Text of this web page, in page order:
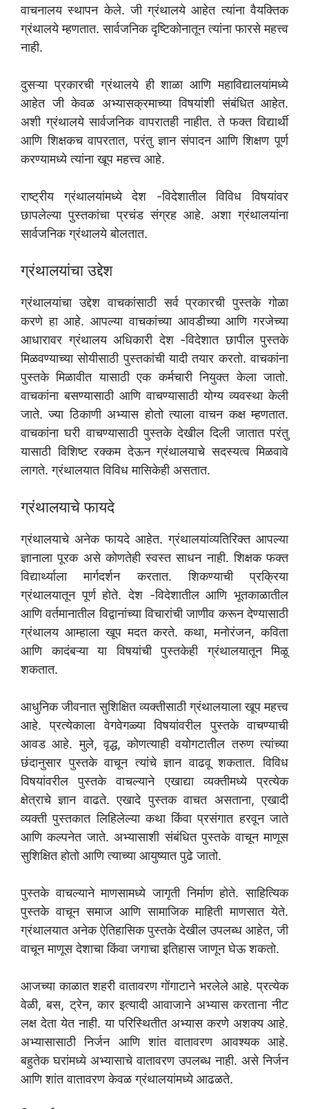
वाचनालय स्थापन केले. जी ग्रंथालये आहेत त्यांना वैयक्तिक
ग्रंथालये म्हणतात. सार्वजनिक दृष्टिकोनातून त्यांना फारसे महत्त्व
नाही.
दुसऱ्या प्रकारची ग्रंथालये ही शाळा आणि महाविद्यालयांमध्ये
आहेत जी केवळ अभ्यासक्रमाच्या विषयांशी संबंधित आहेत.
अशी ग्रंथालये सार्वजनिक वापरातही नाहीत. ते फक्त विद्यार्थी
आणि शिक्षकच वापरतात, परंतु ज्ञान संपादन आणि शिक्षण पूर्ण
करण्यामध्ये त्यांना खूप महत्त्व आहे.
राष्ट्रीय ग्रंथालयांमध्ये देश -विदेशातील विविध विषयांवर
छापलेल्या पुस्तकांचा प्रचंड संग्रह आहे. अशा ग्रंथालयांना
सार्वजनिक ग्रंथालये बोलतात.
ग्रंथालयांचा उद्देश
ग्रंथालयांचा उद्देश वाचकांसाठी सर्व प्रकारची पुस्तके गोळा
करणे हा आहे. आपल्या वाचकांच्या आवडीच्या आणि गरजेच्या
आधारावर ग्रंथालय अधिकारी देश -विदेशात छापील पुस्तके
मिळवण्याच्या सोयीसाठी पुस्तकांची यादी तयार करतो. वाचकांना
पुस्तके मिळावीत यासाठी एक कर्मचारी नियुक्त केला जातो.
वाचकांना बसण्यासाठी आणि वाचण्यासाठी योग्य व्यवस्था केली
जाते. ज्या ठिकाणी अभ्यास होतो त्याला वाचन कक्ष म्हणतात.
वाचकांना घरी वाचण्यासाठी पुस्तके देखील दिली जातात परंतु
यासाठी विशिष्ट रक्कम देऊन ग्रंथालयाचे सदस्यत्व मिळवावे
लागते. ग्रंथालयात विविध मासिकेही असतात.
ग्रंथालयाचे फायदे
ग्रंथालयाचे अनेक फायदे आहेत. ग्रंथालयांव्यतिरिक्त आपल्या
ज्ञानाला पूरक असे कोणतेही स्वस्त साधन नाही. शिक्षक फक्त
विद्यार्थ्याला मार्गदर्शन करतात. शिकण्याची प्रक्रिया
ग्रंथालयातून पूर्ण होते. देश -विदेशातील आणि भूतकाळातील
आणि वर्तमानातील विद्वानांच्या विचारांची जाणीव करून देण्यासाठी
ग्रंथालय आम्हाला खूप मदत करते. कथा, मनोरंजन, कविता
आणि कादंबऱ्या या विषयांची पुस्तकेही ग्रंथालयातून मिळू
शकतात.
आधुनिक जीवनात सुशिक्षित व्यक्तीसाठी ग्रंथालयाला खूप महत्त्व
आहे. प्रत्येकाला वेगवेगळ्या विषयांवरील पुस्तके वाचण्याची
आवड आहे. मुले, वृद्ध, कोणत्याही वयोगटातील तरुण त्यांच्या
छंदानुसार पुस्तके वाचून त्यांचे ज्ञान वाढवू शकतात. विविध
विषयांवरील पुस्तके वाचल्याने एखाद्या व्यक्तीमध्ये प्रत्येक
क्षेत्राचे ज्ञान वाढते. एखादे पुस्तक वाचत असताना, एखादी
व्यक्ती पुस्तकात लिहिलेल्या कथा किंवा प्रसंगात हरवून जाते
आणि कल्पनेत जाते. अभ्यासाशी संबंधित पुस्तके वाचून माणूस
सुशिक्षित होतो आणि त्याच्या आयुष्यात पुढे जातो.
पुस्तके वाचल्याने माणसामध्ये जागृती निर्माण होते. साहित्यिक
पुस्तके वाचून समाज आणि सामाजिक माहिती माणसात येते.
ग्रंथालयात अनेक ऐतिहासिक पुस्तके देखील उपलब्ध आहेत, जी
वाचून माणूस देशाचा किंवा जगाचा इतिहास जाणून घेऊ शकतो.
आजच्या काळात शहरी वातावरण गोंगाटाने भरलेले आहे. प्रत्येक
वेळी, बस, ट्रेन, कार इत्यादी आवाजाने अभ्यास करताना नीट
लक्ष देता येत नाही. या परिस्थितीत अभ्यास करणे अशक्य आहे.
अभ्यासासाठी निर्जन आणि शांत वातावरण आवश्यक आहे.
बहुतेक घरांमध्ये अभ्यासाचे वातावरण उपलब्ध नाही. असे निर्जन
आणि शांत वातावरण केवळ ग्रंथालयांमध्ये आढळते.